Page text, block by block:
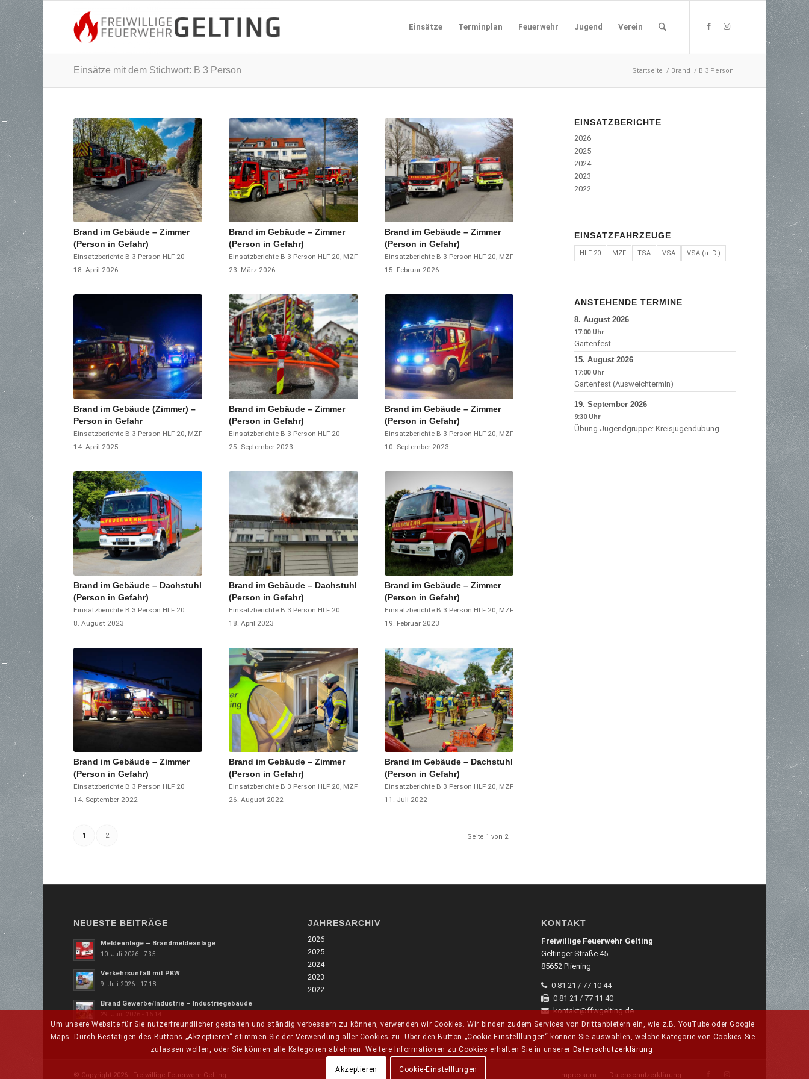
Einsätze Terminplan Feuerwehr Jugend Verein
Einsätze mit dem Stichwort: B 3 Person Startseite / Brand / B 3 Person
Brand im Gebäude – Zimmer
(Person in Gefahr)
Einsatzberichte B 3 Person HLF 20
18. April 2026
Brand im Gebäude – Zimmer
(Person in Gefahr)
Einsatzberichte B 3 Person HLF 20, MZF
23. März 2026
Brand im Gebäude – Zimmer
(Person in Gefahr)
Einsatzberichte B 3 Person HLF 20, MZF
15. Februar 2026
Brand im Gebäude (Zimmer) –
Person in Gefahr
Einsatzberichte B 3 Person HLF 20 MZF
14. April 2025
Brand im Gebäude – Zimmer
(Person in Gefahr)
Einsatzberichte B 3 Person HLF 20
25. September 2023
Brand im Gebäude – Zimmer
(Person in Gefahr)
Einsatzberichte B 3 Person HLF 20 MZF
10. September 2023
Brand im Gebäude – Dachstuhl
(Person in Gefahr)
Einsatzberichte B 3 Person HLF 20
8. August 2023
Brand im Gebäude – Dachstuhl
(Person in Gefahr)
Einsatzberichte B 3 Person HLF 20
18. April 2023
Brand im Gebäude – Zimmer
(Person in Gefahr)
Einsatzberichte B 3 Person HLF 20 MZF
19. Februar 2023
Brand im Gebäude – Zimmer
(Person in Gefahr)
Einsatzberichte B 3 Person HLF 20
14. September 2022
Brand im Gebäude – Zimmer
(Person in Gefahr)
Einsatzberichte B 3 Person HLF 20, MZF
26. August 2022
Brand im Gebäude – Dachstuhl
(Person in Gefahr)
Einsatzberichte B 3 Person HLF 20, MZF
11. Juli 2022
Seite 1 von 2
1 2
EINSATZBERICHTE
2026
2025
2024
2023
2022
EINSATZFAHRZEUGE
HLF 20 MZF TSA VSA VSA (a. D.)
ANSTEHENDE TERMINE
8. August 2026
17:00
Gartenfest
15. August 2026
17:00
Gartenfest (Ausweichtermin)
19. September 2026
9:30
Übung Jugendgruppe: Kreisjugendübung
NEUESTE BEITRÄGE
Meldeanlage – Brandmeldeanlage
10. Juli 2026 - 7:35
Verkehrsunfall mit PKW
9. Juli 2026 - 17:18
Brand Gewerbe/Industrie – Industriegebäude
29. Juni 2026 - 16:14
JAHRESARCHIV
2026
2025
2024
2023
2022
KONTAKT
Freiwillige Feuerwehr Gelting
Geltinger Straße 45
85652 Pliening
0 81 21 / 77 10 44
0 81 21 / 77 11 40
kontakt@ffwgelting.de
© Copyright 2026 - Freiwillige Feuerwehr Gelting Impressum Datenschutzerklärung
Um unsere Website für Sie nutzerfreundlicher gestalten und ständig verbessern zu können, verwenden wir Cookies. Wir binden zudem Services von Drittanbietern ein, wie z.B. YouTube oder Google
Maps. Durch Bestätigen des Buttons „Akzeptieren“ stimmen Sie der Verwendung aller Cookies zu. Über den Button „Cookie-Einstelllungen“ können Sie auswählen, welche Kategorie von Cookies Sie
zulassen wollen, oder Sie können alle Kategoiren ablehnen. Weitere Informationen zu Cookies erhalten Sie in unserer Datenschutzerklärung .
Akzeptieren Cookie-Einstelllungen